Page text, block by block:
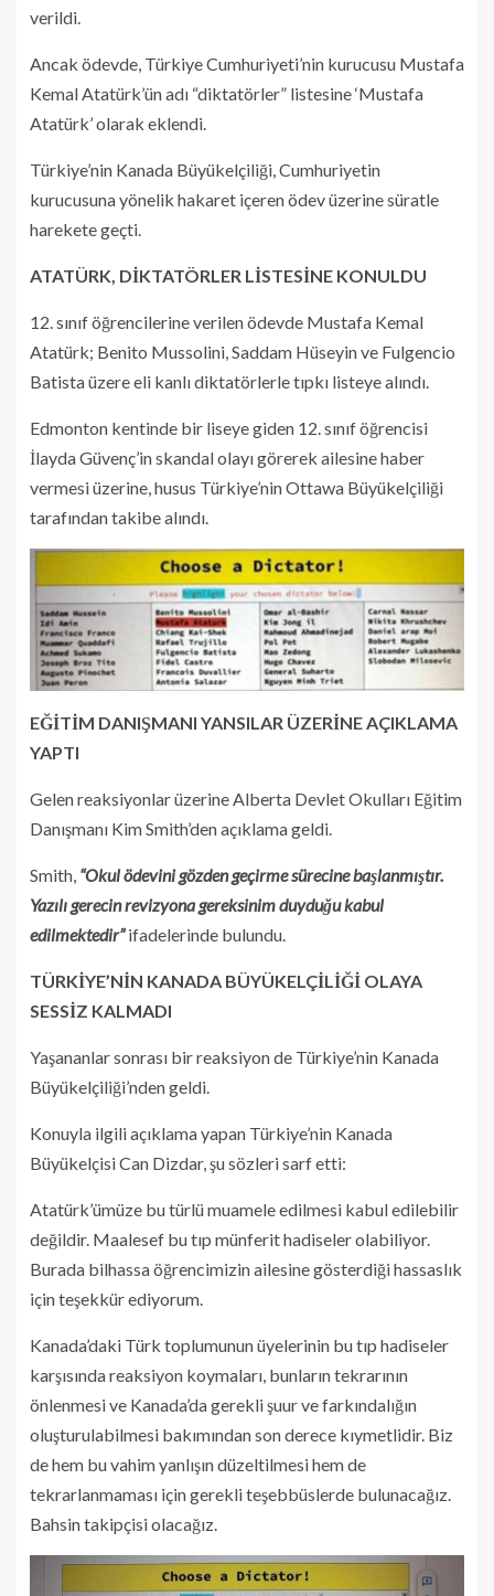
verildi.
Ancak ödevde, Türkiye Cumhuriyeti’nin kurucusu Mustafa
Kemal Atatürk’ün adı “diktatörler” listesine ‘Mustafa
Atatürk’ olarak eklendi.
Türkiye’nin Kanada Büyükelçiliği, Cumhuriyetin
kurucusuna yönelik hakaret içeren ödev üzerine süratle
harekete geçti.
ATATÜRK, DİKTATÖRLER LİSTESİNE KONULDU
12. sınıf öğrencilerine verilen ödevde Mustafa Kemal
Atatürk; Benito Mussolini, Saddam Hüseyin ve Fulgencio
Batista üzere eli kanlı diktatörlerle tıpkı listeye alındı.
Edmonton kentinde bir liseye giden 12. sınıf öğrencisi
İlayda Güvenç’in skandal olayı görerek ailesine haber
vermesi üzerine, husus Türkiye’nin Ottawa Büyükelçiliği
tarafından takibe alındı.
EĞİTİM DANIŞMANI YANSILAR ÜZERİNE AÇIKLAMA
YAPTI
Gelen reaksiyonlar üzerine Alberta Devlet Okulları Eğitim
Danışmanı Kim Smith’den açıklama geldi.
Smith, “Okul ödevini gözden geçirme sürecine başlanmıştır.
Yazılı gerecin revizyona gereksinim duyduğu kabul
edilmektedir”ifadelerinde bulundu.
TÜRKİYE’NİN KANADA BÜYÜKELÇİLİĞİ OLAYA
SESSİZ KALMADI
Yaşananlar sonrası bir reaksiyon de Türkiye’nin Kanada
Büyükelçiliği’nden geldi.
Konuyla ilgili açıklama yapan Türkiye’nin Kanada
Büyükelçisi Can Dizdar,şu sözleri sarf etti:
Atatürk’ümüze bu türlü muamele edilmesi kabul edilebilir
değildir. Maalesef bu tıp münferit hadiseler olabiliyor.
Burada bilhassa öğrencimizin ailesine gösterdiği hassaslık
için teşekkür ediyorum.
Kanada’daki Türk toplumunun üyelerinin bu tıp hadiseler
karşısında reaksiyon koymaları, bunların tekrarının
önlenmesi ve Kanada’da gerekli şuur ve farkındalığın
oluşturulabilmesi bakımından son derece kıymetlidir. Biz
de hem bu vahim yanlışın düzeltilmesi hem de
tekrarlanmaması için gerekli teşebbüslerde bulunacağız.
Bahsin takipçisi olacağız.